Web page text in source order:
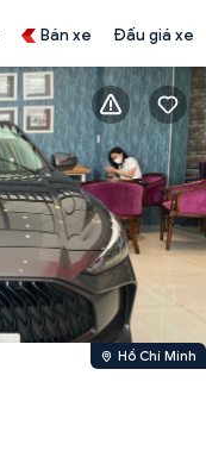
Bán xe Đấu giá xe
Hồ Chí Minh